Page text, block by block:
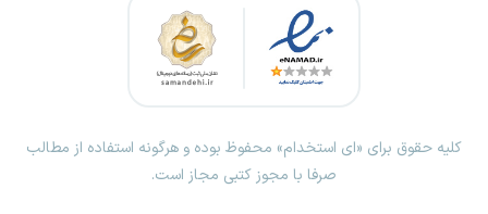
کلیه حقوق برای «ای استخدام» محفوظ بوده و هرگونه استفاده از مطالب
صرفا با مجوز کتبی مجاز است.